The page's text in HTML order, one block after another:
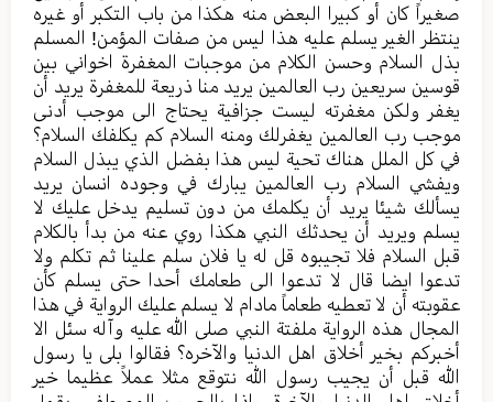
صغيراً كان أو كبيرا البعض منه هكذا من باب التكبر أو غيره
ينتظر الغير يسلم عليه هذا ليس من صفات المؤمن! المسلم
بذل السلام وحسن الكلام من موجبات المغفرة اخواني بين
قوسين سريعين رب العالمين يريد منا ذريعة للمغفرة يريد أن
يغفر ولكن مغفرته ليست جزافية يحتاج الى موجب أدنى
موجب رب العالمين يغفرلك ومنه السلام كم يكلفك السلام؟
في كل الملل هناك تحية ليس هذا بفضل الذي يبذل السلام
ويفشي السلام رب العالمين يبارك في وجوده انسان يريد
يسألك شيئا يريد أن يكلمك من دون تسليم يدخل عليك لا
يسلم ويريد أن يحدثك النبي هكذا روي عنه من بدأ بالكلام
قبل السلام فلا تجيبوه قل له يا فلان سلم علينا ثم تكلم ولا
تدعوا ايضا قال لا تدعوا الى طعامك أحدا حتى يسلم كأن
عقوبته أن لا تعطيه طعاماً مادام لا يسلم عليك الرواية في هذا
المجال هذه الرواية ملفتة النبي صلى الله عليه وآله سئل الا
أخبركم بخير أخلاق اهل الدنيا والآخره؟ فقالوا بلى يا رسول
الله قبل أن يجيب رسول الله نتوقع مثلا عملاً عظيما خير